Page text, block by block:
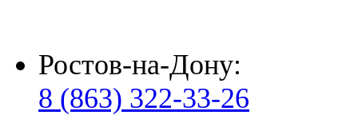
Ростов-на-Дону:
8 (863) 322-33-26